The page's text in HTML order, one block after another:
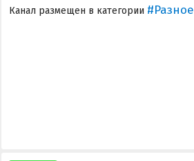
Канал размещен в категории #Разное